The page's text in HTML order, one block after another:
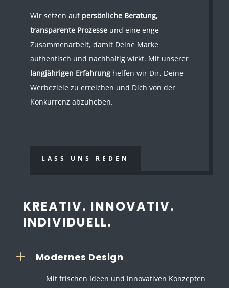
Wir setzen auf persönliche Beratung,
transparente Prozesseund eine enge
Zusammenarbeit, damit Deine Marke
authentisch und nachhaltig wirkt. Mit unserer
langjährigen Erfahrunghelfen wir Dir, Deine
Werbeziele zu erreichen und Dich von der
Konkurrenz abzuheben.
LASS UNS REDEN
KREATIV. INNOVATIV.
INDIVIDUELL.
L Modernes Design
Mit frischen Ideen und innovativen Konzepten